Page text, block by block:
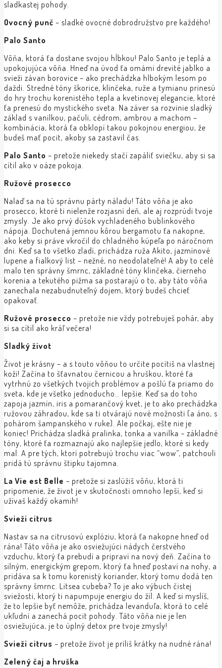
sladkastej pohody.
Ovocný punč – sladké ovocné dobrodružstvo pre každého!
Palo Santo
Vôňa, ktorá ťa dostane svojou hĺbkou! Palo Santo je teplá a
upokojujúca vôňa. Hneď na úvod ťa omámi drevité jablko a
svieži závan borovice – ako prechádzka hlbokým lesom po
daždi. Stredné tóny škorice, klinčeka, ruže a tymianu prinesú
do hry trochu korenistého tepla a kvetinovej elegancie, ktoré
ťa prenesú do mystického sveta. Na záver sa rozvinie sladký
základ s vanilkou, pačuli, cédrom, ambrou a machom –
kombinácia, ktorá ťa obklopí takou pokojnou energiou, že
budeš mať pocit, akoby sa zastavil čas.
Palo Santo – pretože niekedy stačí zapáliť sviečku, aby si sa
cítil ako v oáze pokoja.
Ružové prosecco
Nalaď sa na tú správnu párty náladu! Táto vôňa je ako
prosecco, ktoré ti nielenže rozjasní deň, ale aj rozprúdi tvoje
zmysly. Je ako prvý dúšok vychladeného bublinkového
nápoja. Dochutená jemnou kôrou bergamotu ťa nakopne,
ako keby si práve vkročil do chladného kúpeľa po náročnom
dni. Keď sa to všetko zladí, prichádza ruža Akito, jazmínové
lupene a fialkový list – nežné, no neodolateľné! A aby to celé
malo ten správny šmrnc, základné tóny klinčeka, čierneho
korenia a tekutého pižma sa postarajú o to, aby táto vôňa
zanechala nezabudnuteľný dojem, ktorý budeš chcieť
opakovať.
Ružové prosecco – pretože nie vždy potrebuješ pohár, aby
si sa cítil ako kráľ večera!
Sladký život
Život je krásny – a s touto vôňou to určite pocítiš na vlastnej
koži! Začína to šťavnatou černicou a hruškou, ktoré ťa
vytrhnú zo všetkých tvojich problémov a pošlú ťa priamo do
sveta, kde je všetko jednoducho… lepšie. Keď sa do toho
zapoja jazmín, iris a pomarančový kvet, je to ako prechádzka
ružovou záhradou, kde sa ti otvárajú nové možnosti (a áno, s
pohárom šampanského v ruke). Ale počkaj, ešte nie je
koniec! Prichádza sladká pralinka, tonka a vanilka – základné
tóny, ktoré ťa rozmaznajú ako najlepšie jedlo, ktoré si kedy
mal. A pre tých, ktorí potrebujú trochu viac “wow”, patchouli
pridá tú správnu štipku tajomna.
La Vie est Belle – pretože si zaslúžiš vôňu, ktorá ti
pripomenie, že život je v skutočnosti omnoho lepší, keď si
užívaš každý okamih!
Svieži citrus
Nastav sa na citrusovú explóziu, ktorá ťa nakopne hneď od
rána! Táto vôňa je ako osviežujúci nádych čerstvého
vzduchu, ktorý ťa prebudí a pripraví na nový deň. Začína to
silným, energickým grepom, ktorý ťa hneď postaví na nohy, a
pridáva sa k tomu korenistý koriander, ktorý tomu dodá ten
správny šmrnc. Litsea cubeba? To je ako výbuch čistej
sviežosti, ktorý ti napumpuje energiu do žíl. A keď si myslíš,
že to lepšie byť nemôže, prichádza levanduľa, ktorá to celé
ukľudní a zanechá pocit pohody. Táto vôňa nie je len
osviežujúca, je to úplný detox pre tvoje zmysly!
Svieži citrus – pretože život je príliš krátky na nudné rána!
Zelený čaj a hruška